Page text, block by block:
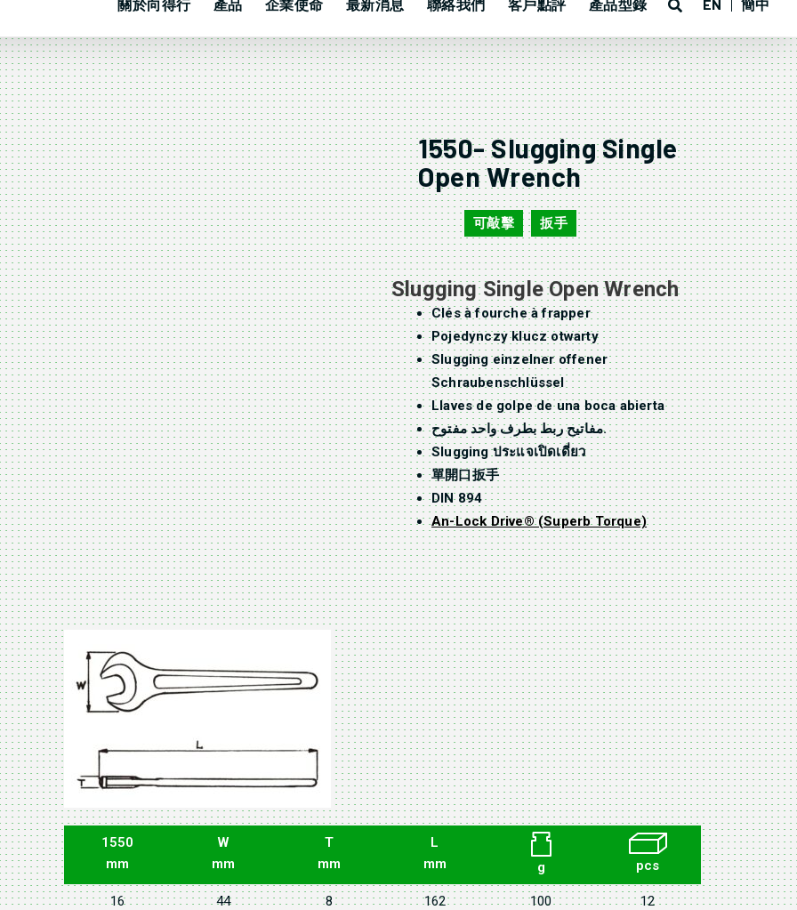
關於向得行 產品 企業使命 最新消息 聯絡我們 客戶點評 產品型錄 EN 簡中
1550- Slugging Single
Open Wrench
1550 可敲擊 , 扳手
Slugging Single Open Wrench
Clés à fourche à frapper
Pojedynczy klucz otwarty
Slugging einzelner offener
Schraubenschlüssel
Llaves de golpe de una boca abierta
مفاتيح ربط بطرف واحد مفتوح.
Slugging ประแจเปิดเดี่ยว
單開口扳手
DIN 894
An-Lock Drive® (Superb Torque)
1550
mm
W
mm
T
mm
L
mm
g pcs
16 44 8 162 100 12